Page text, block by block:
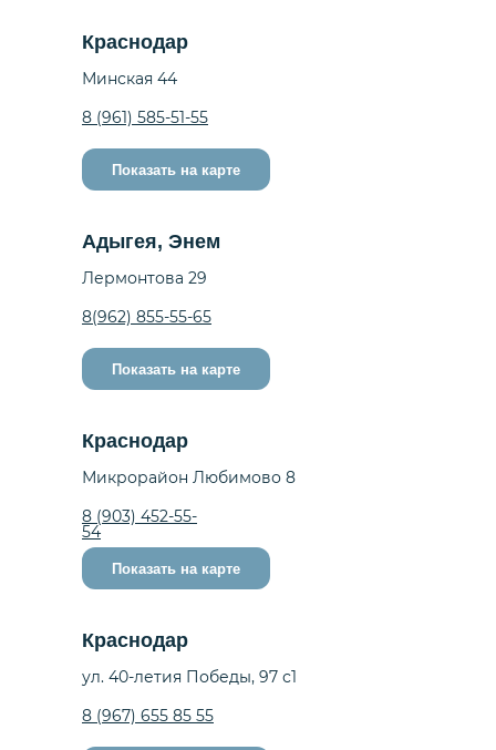
Краснодар
ул. 40-летия Победы, 97 с1
8 (967) 655 85 55
Краснодар
Микрорайон Любимово 8
8 (903) 452-55-
54
Показать на карте
Адыгея, Энем
Лермонтова 29
8(962) 855-55-65
Показать на карте
Краснодар
Минская 44
8 (961) 585-51-55
Показать на карте